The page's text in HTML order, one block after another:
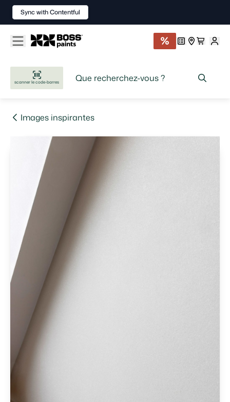
scanner le code-barres
Images inspirantes
Sync with Contentful